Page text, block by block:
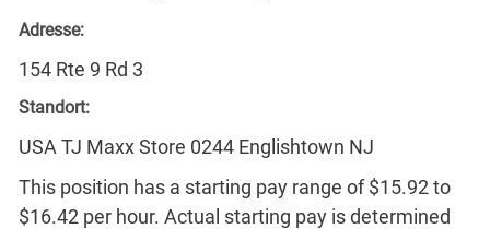
Adresse:
154 Rte 9 Rd 3
Standort:
USA TJ Maxx Store 0244 Englishtown NJ
This position has a starting pay range of $15.92 to
$16.42 per hour. Actual starting pay is determined